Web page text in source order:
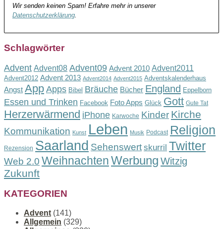
Wir senden keinen Spam! Erfahre mehr in unserer
Datenschutzerklärung.
Schlagwörter
Advent Advent08 Advent09 Advent 2010 Advent2011
Advent2012 Advent 2013 Advent2014 Advent2015 Adventskalenderhaus
Angst App Apps Bibel Bräuche Bücher England Eppelborn
Essen und Trinken Facebook Foto Apps Glück Gott Gute Tat
Herzerwärmend iPhone Karwoche Kinder Kirche
Kommunikation Kunst Leben Musik Podcast Religion
Rezension Saarland Sehenswert skurril Twitter
Web 2.0 WeihnachtenWerbung Witzig
Zukunft
KATEGORIEN
Advent (141)
Allgemein (329)